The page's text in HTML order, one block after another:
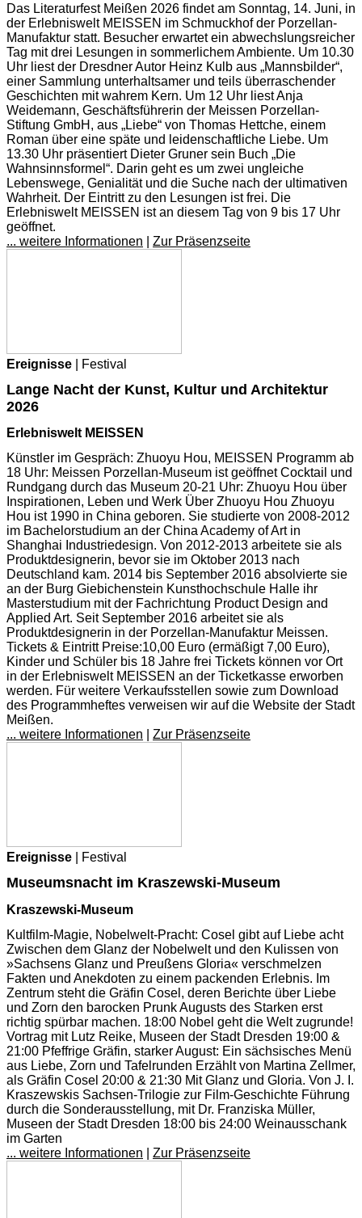
Das Literaturfest Meißen 2026 findet am Sonntag, 14. Juni, in
der Erlebniswelt MEISSEN im Schmuckhof der Porzellan-
Manufaktur statt. Besucher erwartet ein abwechslungsreicher
Tag mit drei Lesungen in sommerlichem Ambiente. Um 10.30
Uhr liest der Dresdner Autor Heinz Kulb aus „Mannsbilder“,
einer Sammlung unterhaltsamer und teils überraschender
Geschichten mit wahrem Kern. Um 12 Uhr liest Anja
Weidemann, Geschäftsführerin der Meissen Porzellan-
Stiftung GmbH, aus „Liebe“ von Thomas Hettche, einem
Roman über eine späte und leidenschaftliche Liebe. Um
13.30 Uhr präsentiert Dieter Gruner sein Buch „Die
Wahnsinnsformel“. Darin geht es um zwei ungleiche
Lebenswege, Genialität und die Suche nach der ultimativen
Wahrheit. Der Eintritt zu den Lesungen ist frei. Die
Erlebniswelt MEISSEN ist an diesem Tag von 9 bis 17 Uhr
geöffnet.
... weitere Informationen
Zur Präsenzseite
Ereignisse | Festival
Lange Nacht der Kunst, Kultur und Architektur
2026
Erlebniswelt MEISSEN
Künstler im Gespräch: Zhuoyu Hou, MEISSEN Programm ab
18 Uhr: Meissen Porzellan-Museum ist geöffnet Cocktail und
Rundgang durch das Museum 20-21 Uhr: Zhuoyu Hou über
Inspirationen, Leben und Werk Über Zhuoyu Hou Zhuoyu
Hou ist 1990 in China geboren. Sie studierte von 2008-2012
im Bachelorstudium an der China Academy of Art in
Shanghai Industriedesign. Von 2012-2013 arbeitete sie als
Produktdesignerin, bevor sie im Oktober 2013 nach
Deutschland kam. 2014 bis September 2016 absolvierte sie
an der Burg Giebichenstein Kunsthochschule Halle ihr
Masterstudium mit der Fachrichtung Product Design and
Applied Art. Seit September 2016 arbeitet sie als
Produktdesignerin in der Porzellan-Manufaktur Meissen.
Tickets & Eintritt Preise:10,00 Euro (ermäßigt 7,00 Euro),
Kinder und Schüler bis 18 Jahre frei Tickets können vor Ort
in der Erlebniswelt MEISSEN an der Ticketkasse erworben
werden. Für weitere Verkaufsstellen sowie zum Download
des Programmheftes verweisen wir auf die Website der Stadt
Meißen.
... weitere Informationen
Zur Präsenzseite
Ereignisse | Festival
Museumsnacht im Kraszewski-Museum
Kraszewski-Museum
Kultfilm-Magie, Nobelwelt-Pracht: Cosel gibt auf Liebe acht
Zwischen dem Glanz der Nobelwelt und den Kulissen von
»Sachsens Glanz und Preußens Gloria« verschmelzen
Fakten und Anekdoten zu einem packenden Erlebnis. Im
Zentrum steht die Gräfin Cosel, deren Berichte über Liebe
und Zorn den barocken Prunk Augusts des Starken erst
richtig spürbar machen. 18:00 Nobel geht die Welt zugrunde!
Vortrag mit Lutz Reike, Museen der Stadt Dresden 19:00 &
21:00 Pfeffrige Gräfin, starker August: Ein sächsisches Menü
aus Liebe, Zorn und Tafelrunden Erzählt von Martina Zellmer,
als Gräfin Cosel 20:00 & 21:30 Mit Glanz und Gloria. Von J. I.
Kraszewskis Sachsen-Trilogie zur Film-Geschichte Führung
durch die Sonderausstellung, mit Dr. Franziska Müller,
Museen der Stadt Dresden 18:00 bis 24:00 Weinausschank
im Garten
... weitere Informationen
Zur Präsenzseite